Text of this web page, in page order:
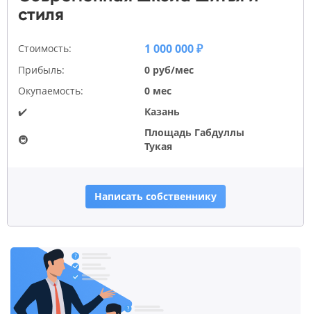
стиля
Стоимость: 1 000 000 ₽
Прибыль:
0 руб/мес
Окупаемость:
0 мес
✔️
Казань
🚇
Площадь Габдуллы
Тукая
Написать собственнику